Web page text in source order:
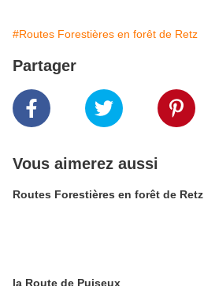
#Routes Forestières en forêt de Retz
Partager
Vous aimerez aussi
Routes Forestières en forêt de Retz
la Route de Puiseux